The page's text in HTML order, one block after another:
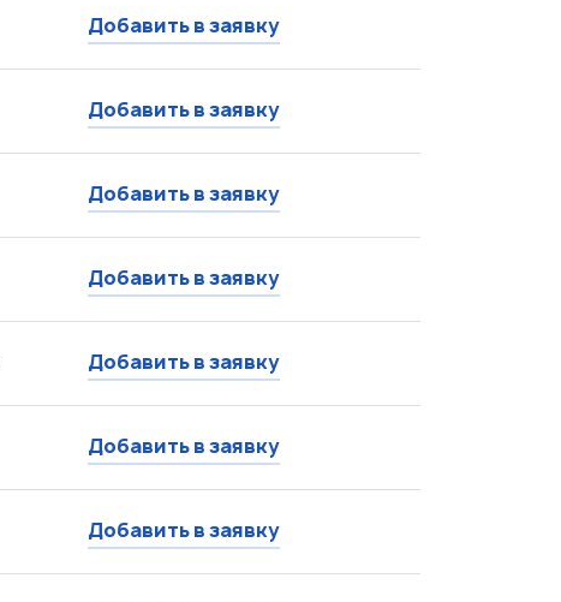
Добавить в заявку
Добавить в заявку
Добавить в заявку
Добавить в заявку
Добавить в заявку
Добавить в заявку
Добавить в заявку